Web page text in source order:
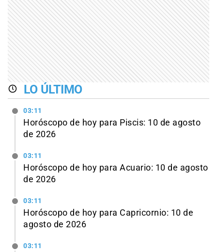
LO ÚLTIMO
03:11
Horóscopo de hoy para Piscis: 10 de agosto
de 2026
03:11
Horóscopo de hoy para Acuario: 10 de agosto
de 2026
03:11
Horóscopo de hoy para Capricornio: 10 de
agosto de 2026
03:11